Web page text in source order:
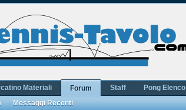
Materiali
Forum
Messaggi Recenti
Staff Pong Elenco